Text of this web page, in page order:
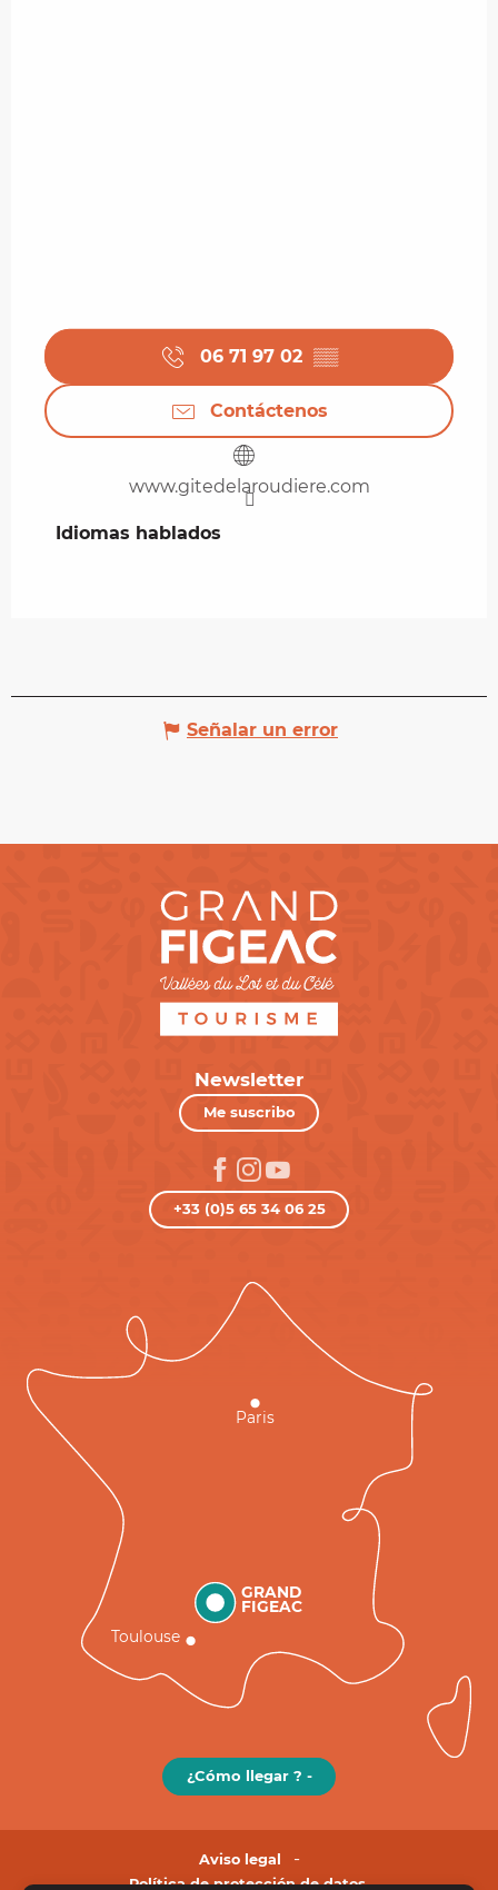
06 71 97 02 ▒▒
Contáctenos
www.gitedelaroudiere.com
Idiomas hablados
Idiomas hablados
Señalar un error
Newsletter
Me suscribo
+33 (0)5 65 34 06 25
GRAND
FIGEAC
Toulouse
Paris
¿Cómo llegar ? -
Aviso legal
Política de protección de datos.